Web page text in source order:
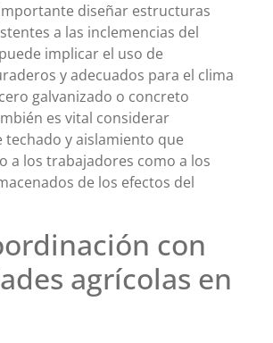
diseñar estructuras
a las inclemencias del
implicar el uso de
y adecuados para el clima
galvanizado o concreto
es vital considerar
techado y aislamiento que
a los trabajadores como a los
de los efectos del
con
agrícolas en